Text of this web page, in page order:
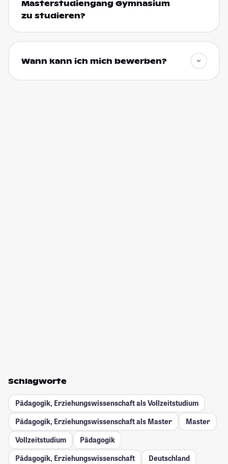
Masterstudiengang Gymnasium
zu studieren?
Wann kann ich mich bewerben?
Schlagworte
Pädagogik, Erziehungswissenschaft als Vollzeitstudium
Pädagogik, Erziehungswissenschaft als Master
Master
Vollzeitstudium
Pädagogik
Pädagogik, Erziehungswissenschaft
Deutschland